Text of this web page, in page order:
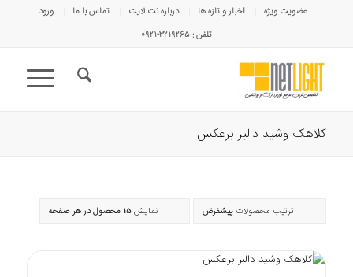
عضویت ویژه اخبار و تازه ها درباره نت لایت تماس با ما
ورود
تلفن : ۳۲۱۹۲۶۵-۰۹۲۱
کلاهک وشید دالبر برعکس
ترتیب محصولات پیشفرض نمایش15 محصول در هر صفحه